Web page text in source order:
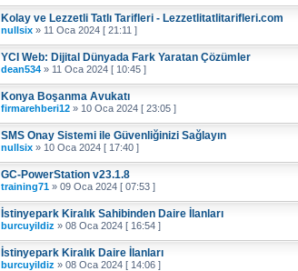
Kolay ve Lezzetli Tatlı Tarifleri - Lezzetlitatlitarifleri.com
nullsix » 11 Oca 2024 [ 21:11 ]
YCI Web: Dijital Dünyada Fark Yaratan Çözümler
dean534 » 11 Oca 2024 [ 10:45 ]
Konya Boşanma Avukatı
firmarehberi12 » 10 Oca 2024 [ 23:05 ]
SMS Onay Sistemi ile Güvenliğinizi Sağlayın
nullsix » 10 Oca 2024 [ 17:40 ]
GC-PowerStation v23.1.8
training71 » 09 Oca 2024 [ 07:53 ]
İstinyepark Kiralık Sahibinden Daire İlanları
burcuyildiz » 08 Oca 2024 [ 16:54 ]
İstinyepark Kiralık Daire İlanları
burcuyildiz » 08 Oca 2024 [ 14:06 ]